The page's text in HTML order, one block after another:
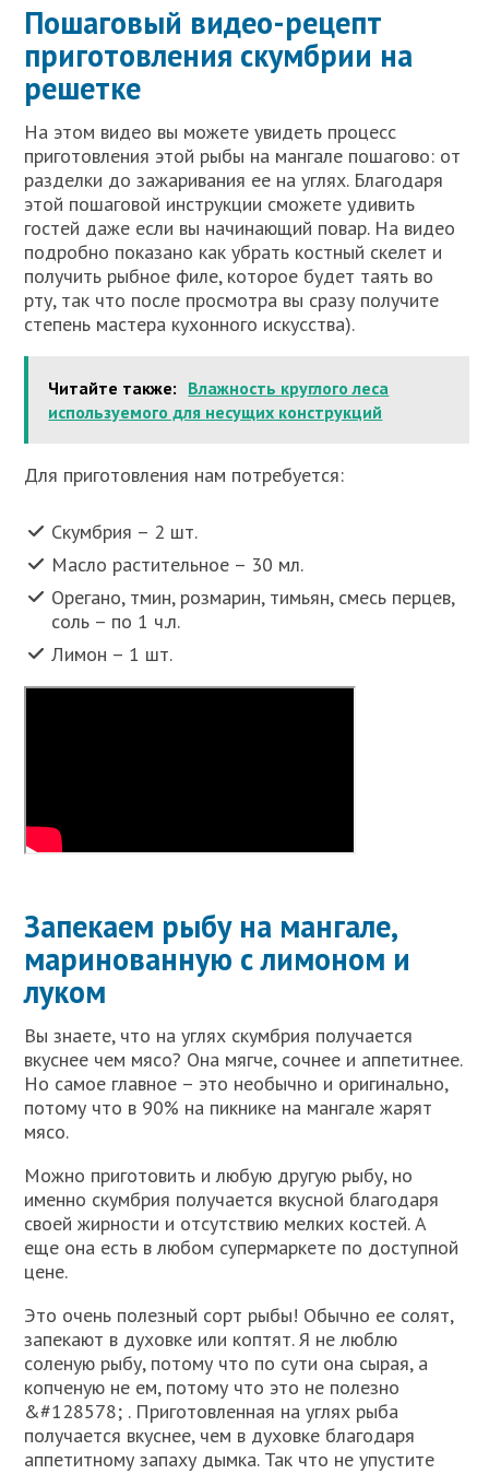
Пошаговый видео-рецепт
приготовления скумбрии на
решетке
На этом видео вы можете увидеть процесс
приготовления этой рыбы на мангале пошагово: от
разделки до зажаривания ее на углях. Благодаря
этой пошаговой инструкции сможете удивить
гостей даже если вы начинающий повар. На видео
подробно показано как убрать костный скелет и
получить рыбное филе, которое будет таять во
рту, так что после просмотра вы сразу получите
степень мастера кухонного искусства).
Читайте также: Влажность круглого леса
используемого для несущих конструкций
Для приготовления нам потребуется:
Скумбрия – 2 шт.
Масло растительное – 30 мл.
Орегано, тмин, розмарин, тимьян, смесь перцев,
соль – по 1 ч.л.
Лимон – 1 шт.
Запекаем рыбу на мангале,
маринованную с лимоном и
луком
Вы знаете, что на углях скумбрия получается
вкуснее чем мясо? Она мягче, сочнее и аппетитнее.
Но самое главное – это необычно и оригинально,
потому что в 90% на пикнике на мангале жарят
мясо.
Можно приготовить и любую другую рыбу, но
именно скумбрия получается вкусной благодаря
своей жирности и отсутствию мелких костей. А
еще она есть в любом супермаркете по доступной
цене.
Это очень полезный сорт рыбы! Обычно ее солят,
запекают в духовке или коптят. Я не люблю
соленую рыбу, потому что по сути она сырая, а
копченую не ем, потому что это не полезно
&#128578; . Приготовленная на углях рыба
получается вкуснее, чем в духовке благодаря
аппетитному запаху дымка. Так что не упустите